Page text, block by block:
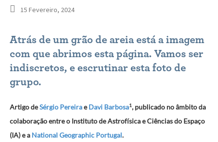
15 Fevereiro, 2024
Atrás de um grão de areia está a imagem
com que abrimos esta página. Vamos ser
indiscretos, e escrutinar esta foto de
grupo.
Artigo deSérgio PereiraeDavi Barbosa1, publicado no âmbito da
colaboração entre o Instituto de Astrofísica e Ciências do Espaço
(IA) e a National Geographic Portugal.